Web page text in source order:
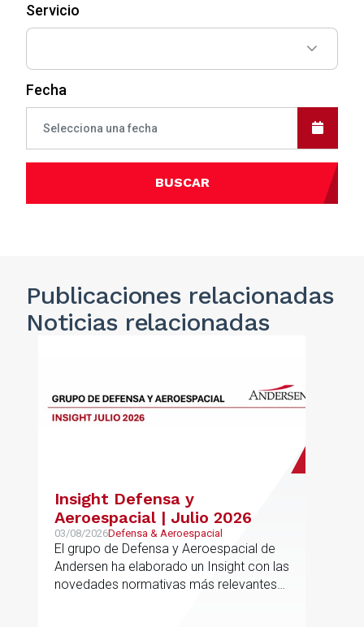
Servicio
Fecha
BUSCAR
Publicaciones relacionadas
Noticiasrelacionadas
Insight Defensa y
Aeroespacial | Julio 2026
03/08/2026Defensa & Aeroespacial
El grupo de Defensa y Aeroespacial de
Andersen ha elaborado un Insight con las
novedades normativas más relevantes